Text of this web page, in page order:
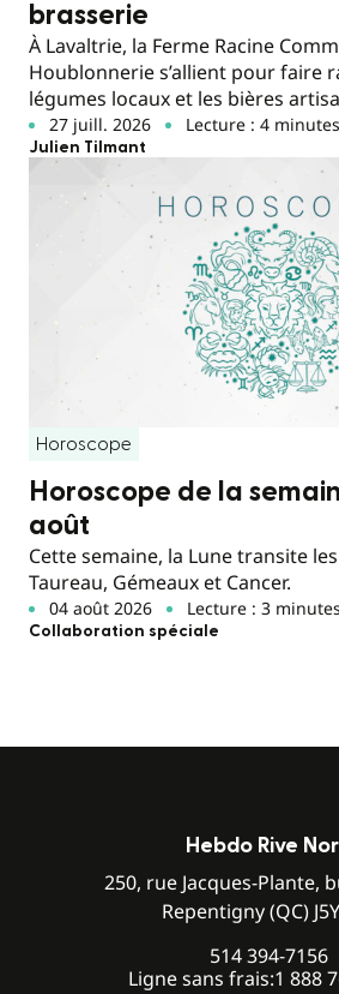
brasserie
À Lavaltrie, la Ferme Racine
Houblonnerie s’allient pour faire
légumes locaux et les bières
27 juill. 2026 Lecture : 4 minutes
Julien Tilmant
Horoscope
Horoscope de la
août
Cette semaine, la Lune transite
Taureau, Gémeaux et Cancer.
04 août 2026 Lecture : 3 minutes
Collaboration spéciale
Hebdo Rive
250, rue Jacques-Plante,
Repentigny (QC)
514 394-7156
Ligne sans frais:1 888